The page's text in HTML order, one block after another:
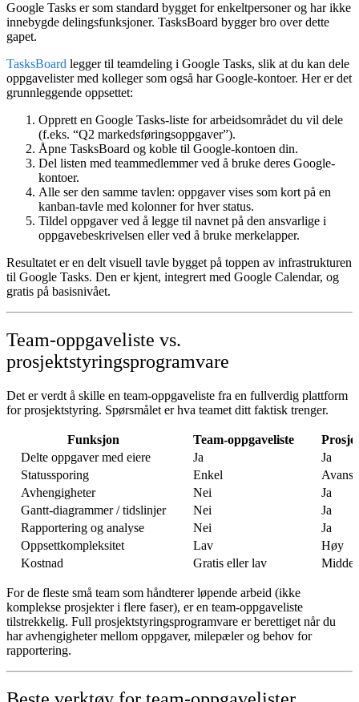
Google Tasks er som standard bygget for enkeltpersoner og har ikke
innebygde delingsfunksjoner. TasksBoard bygger bro over dette
gapet.
TasksBoard legger til teamdeling i Google Tasks, slik at du kan dele
oppgavelister med kolleger som også har Google-kontoer. Her er det
grunnleggende oppsettet:
Opprett en Google Tasks-liste for arbeidsområdet du vil dele
(f.eks. “Q2 markedsføringsoppgaver”).
Åpne TasksBoard og koble til Google-kontoen din.
Del listen med teammedlemmer ved å bruke deres Google-
kontoer.
Alle ser den samme tavlen: oppgaver vises som kort på en
kanban-tavle med kolonner for hver status.
Tildel oppgaverved å legge til navnet på den ansvarlige i
oppgavebeskrivelsen eller ved å bruke merkelapper.
Resultatet er en delt visuell tavle bygget på toppen av infrastrukturen
til Google Tasks. Den er kjent, integrert med Google Calendar, og
gratis på basisnivået.
Team-oppgaveliste vs.
prosjektstyringsprogramvare
Det er verdt å skille en team-oppgaveliste fra en fullverdig plattform
for prosjektstyring. Spørsmålet er hva teamet ditt faktisk trenger.
Funksjon Team-oppgaveliste
Delte oppgaver med eiere
Ja
Ja
Statussporing
Enkel
Avhengigheter
Nei
Ja
Gantt-diagrammer / tidslinjer
Nei
Ja
Rapportering og analyse
Nei
Ja
Oppsettkompleksitet
Lav
Høy
Kostnad
Gratis eller lav
For de fleste små team som håndterer løpende arbeid (ikke
komplekse prosjekter i flere faser), er en team-oppgaveliste
tilstrekkelig. Full prosjektstyringsprogramvare er berettiget når du
har avhengigheter mellom oppgaver, milepæler og behov for
rapportering.